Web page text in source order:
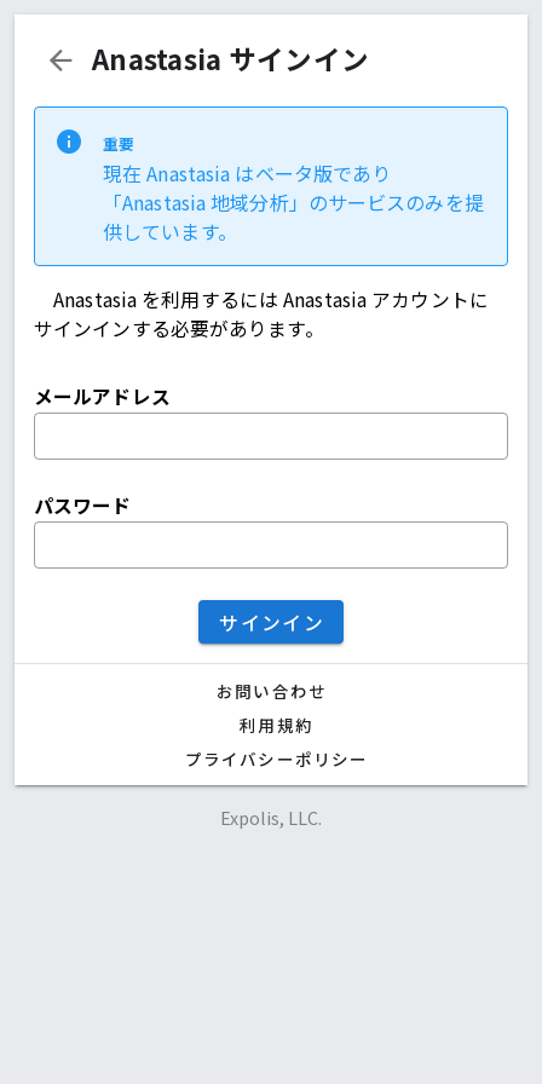
Anastasia サインイン
重要
現在 Anastasia はベータ版であり
「Anastasia 地域分析」のサービスのみを提
供しています。
Anastasia を利用するには Anastasia アカウントに
サインインする必要があります。
メールアドレス
パスワード
サインイン
お問い合わせ
利用規約
プライバシーポリシー
Expolis, LLC.